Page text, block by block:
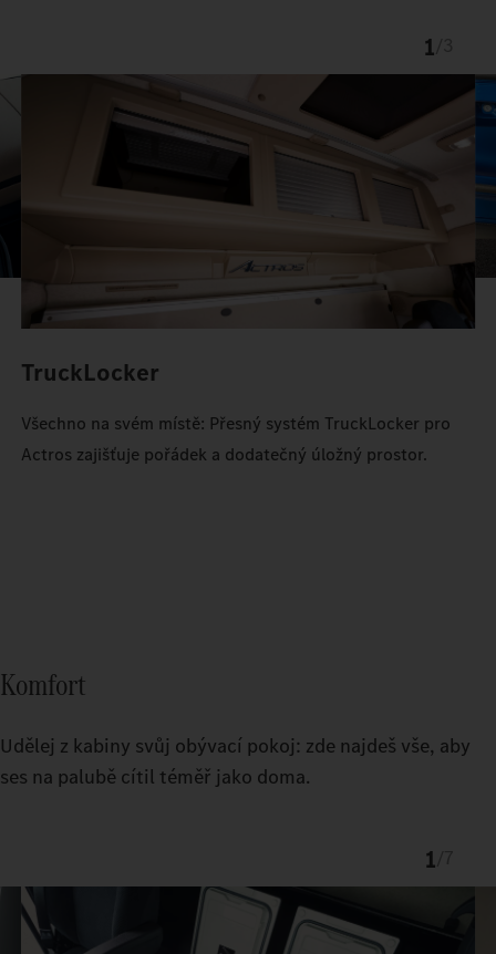
1
TruckLocker
Všechno na svém místě: Přesný systém TruckLocker pro
Actros zajišťuje pořádek a dodatečný úložný prostor.
Komfort
Udělej z kabiny svůj obývací pokoj: zde najdeš vše, aby
ses na palubě cítil téměř jako doma.
1